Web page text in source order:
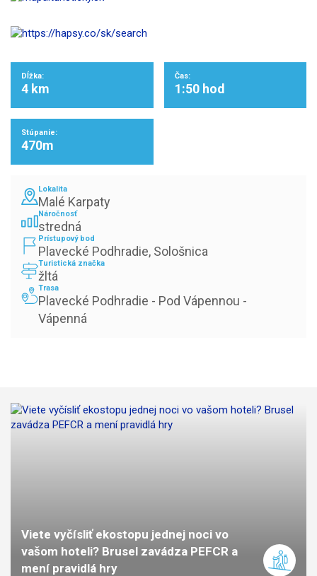
Dĺžka:
4 km
Čas:
1:50 hod
Stúpanie:
470m
Lokalita
Malé Karpaty
Náročnosť
stredná
Prístupový bod
Plavecké Podhradie, Sološnica
Turistická značka
žltá
Trasa
Plavecké Podhradie - Pod Vápennou -
Vápenná
Viete vyčísliť ekostopu jednej noci vo
vašom hoteli? Brusel zavádza PEFCR a
mení pravidlá hry